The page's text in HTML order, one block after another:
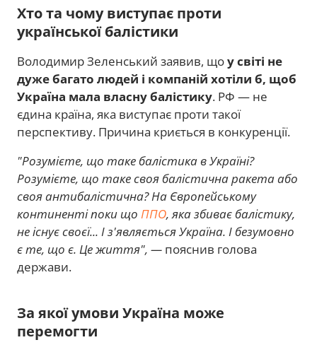
Хто та чому виступає проти
української балістики
Володимир Зеленський заявив, щоу світі не
дуже багато людей і компаній хотіли б, щоб
Україна мала власну балістику. РФ — не
єдина країна, яка виступає проти такої
перспективу. Причина криється в конкуренції.
"Розумієте, що таке балістика в Україні?
Розумієте, що таке своя балістична ракета або
своя антибалістична? На Європейському
континенті поки що ППО, яка збиває балістику,
не існує своєї... І з'являється Україна. І безумовно
є те, що є. Це життя", — пояснив голова
держави.
За якої умови Україна може
перемогти